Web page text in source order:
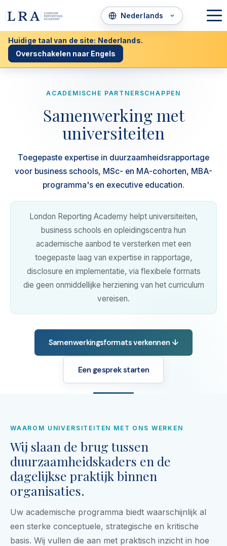
Huidige taal van de site: Nederlands.
Overschakelen naar Engels
ACADEMISCHE PARTNERSCHAPPEN
Samenwerking met
universiteiten
Toegepaste expertise in duurzaamheidsrapportage
voor business schools, MSc- en MA-cohorten, MBA-
programma's en executive education.
London Reporting Academy helpt universiteiten,
business schools en opleidingscentra hun
academische aanbod te versterken met een
toegepaste laag van expertise in rapportage,
disclosure en implementatie, via flexibele formats
die geen onmiddellijke herziening van het curriculum
vereisen.
Samenwerkingsformats verkennen ↓
Een gesprek starten
WAAROM UNIVERSITEITEN MET ONS WERKEN
Wij slaan de brug tussen
duurzaamheidskaders en de
dagelijkse praktijk binnen
organisaties.
Uw academische programma biedt waarschijnlijk al
een sterke conceptuele, strategische en kritische
basis. Wij vullen die aan met praktisch inzicht in hoe